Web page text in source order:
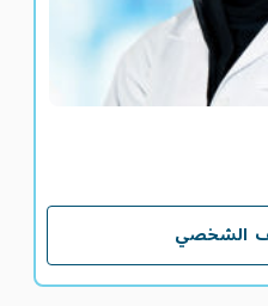
الشخصي
الشخصي